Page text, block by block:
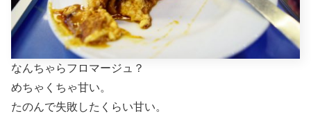
なんちゃらフロマージュ？
めちゃくちゃ甘い。
たのんで失敗したくらい甘い。